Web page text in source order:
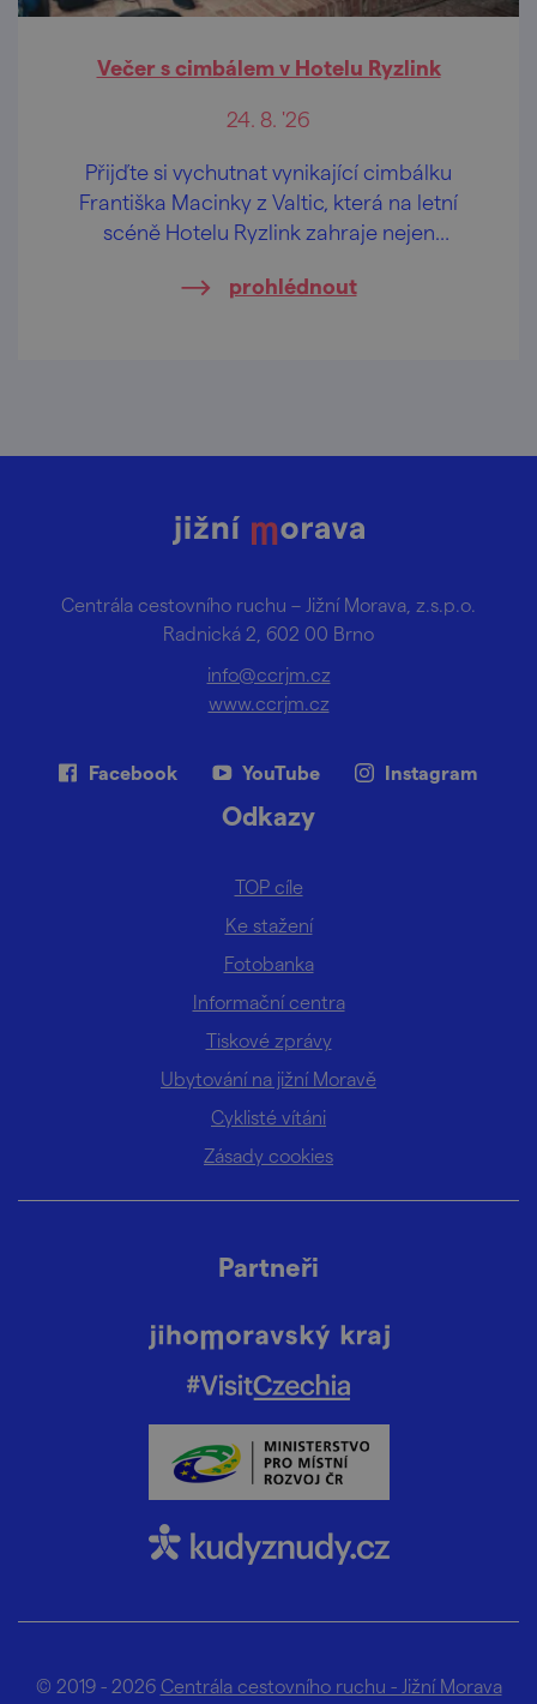
Večer s cimbálem v Hotelu Ryzlink
24. 8. '26
Přijďte si vychutnat vynikající cimbálku
Františka Macinky z Valtic, která na letní
scéně Hotelu Ryzlink zahraje nejen
prohlédnout
Centrála cestovního ruchu – Jižní Morava, z.s.p.o.
Radnická 2, 602 00 Brno
info@ccrjm.cz
www.ccrjm.cz
Facebook YouTube Instagram
Odkazy
TOP cíle
Ke stažení
Fotobanka
Informační centra
Tiskové zprávy
Ubytování na jižní Moravě
Cyklisté vítáni
Zásady cookies
Partneři
© 2019 - 2026 Centrála cestovního ruchu - Jižní Morava